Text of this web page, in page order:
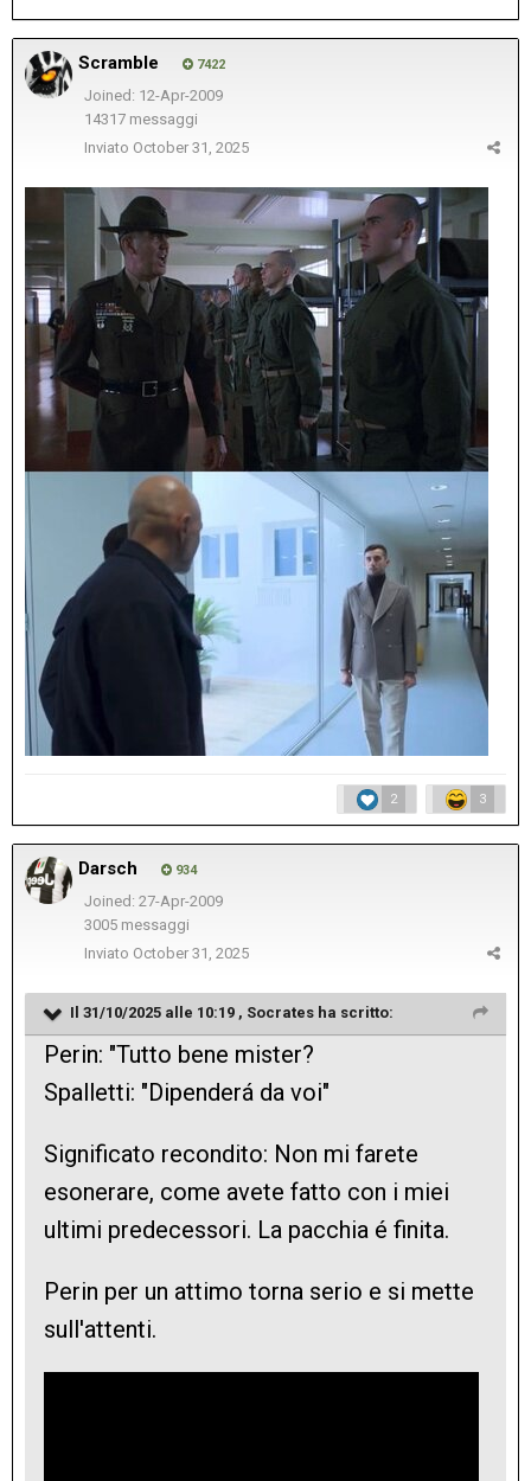
Scramble 7422
Joined: 12-Apr-2009
14317 messaggi
Inviato October 31, 2025
2 3
Darsch 934
Joined: 27-Apr-2009
3005 messaggi
Inviato October 31, 2025
Il 31/10/2025 alle 10:19 , Socrates ha scritto:
Perin: "Tutto bene mister?
Spalletti: "Dipenderá da voi"
Significato recondito: Non mi farete
esonerare, come avete fatto con i miei
ultimi predecessori. La pacchia é finita.
Perin per un attimo torna serio e si mette
sull'attenti.